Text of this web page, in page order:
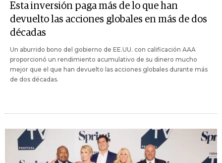
Esta inversión paga más de lo que han
devuelto las acciones globales en más de dos
décadas
Un aburrido bono del gobierno de EE.UU. con calificación AAA
proporcionó un rendimiento acumulativo de su dinero mucho
mejor que el que han devuelto las acciones globales durante más
de dos décadas.